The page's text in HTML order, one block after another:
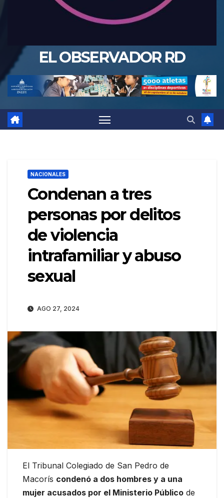
EL OBSERVADOR RD
NACIONALES
Condenan a tres
personas por delitos
de violencia
intrafamiliar y abuso
sexual
AGO 27, 2024
El Tribunal Colegiado de San Pedro de
Macorís condenó a dos hombres y a una
mujer acusados por el Ministerio Público de